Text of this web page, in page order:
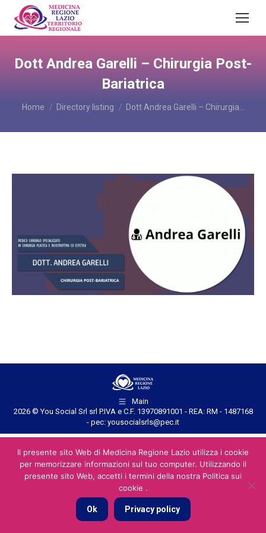
Dott Andrea Garelli – Chirurgia Post-
Bariatrica
You are here:
Home Directory listing Dott Andrea Garelli – Chirurgia…
Main
2026 © You Social Srl srl P.IVA e C.F. 13970891001 - REA: RM - 1487168
- pec: yousocialsrls@pec.it
Il presente sito Web di Medicina Regione Lazio utilizza i cookie
per memorizzare informazioni sul tuo computer. Utilizzando il
presente sito Web, accetti i termini della nostra Politica sui
cookie .
Ok Privacy policy